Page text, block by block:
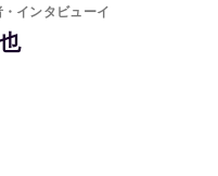
インタビューイ